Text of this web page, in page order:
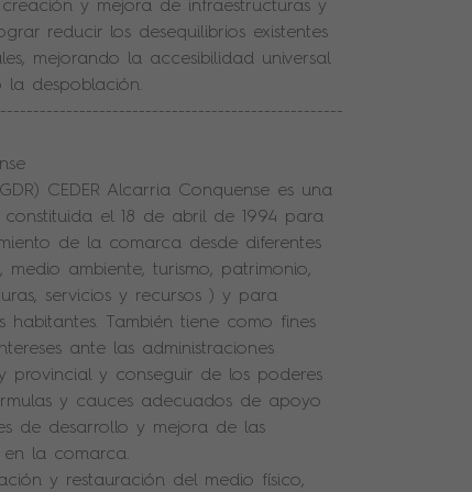
y mejora de infraestructuras y
reducir los desequilibrios existentes
mejorando la accesibilidad universal
la despoblación.
CEDER Alcarria Conquense es una
el 18 de abril de 1994 para
de la comarca desde diferentes
ambiente, turismo, patrimonio,
servicios y recursos ) y para
habitantes. También tiene como fines
ante las administraciones
provincial y conseguir de los poderes
y cauces adecuados de apoyo
de desarrollo y mejora de las
la comarca.
y restauración del medio físico,